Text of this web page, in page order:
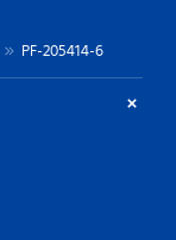
PF-205414-6